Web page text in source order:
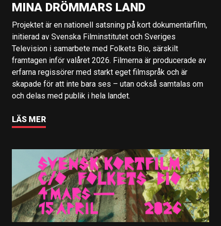
MINA DRÖMMARS LAND
Projektet är en nationell satsning på kort dokumentärfilm,
initierad av Svenska Filminstitutet och Sveriges
Television i samarbete med Folkets Bio, särskilt
framtagen inför valåret 2026. Filmerna är producerade av
erfarna regissörer med starkt eget filmspråk och är
skapade för att inte bara ses – utan också samtalas om
och delas med publik i hela landet.
LÄS MER